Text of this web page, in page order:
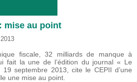
mise au point
fiscale, 32 milliards de manque à
fait la une de l’édition du journal « Le
septembre 2013, cite le CEPII d’une
une mise au point.